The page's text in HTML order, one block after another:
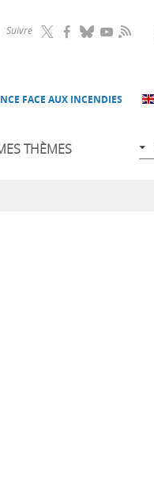
Suivre RSS
FACE AUX INCENDIES
THÈMES